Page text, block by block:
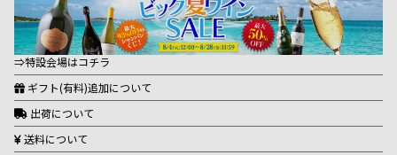
⇒特設会場はコチラ
ギフト(有料)追加について
出荷について
送料について